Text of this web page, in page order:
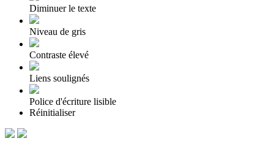
Diminuer le texte
Niveau de gris
Contraste élevé
Liens soulignés
Police d'écriture lisible
Réinitialiser